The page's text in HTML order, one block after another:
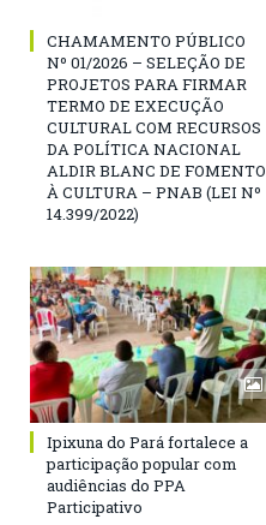
CHAMAMENTO PÚBLICO
Nº 01/2026 – SELEÇÃO DE
PROJETOS PARA FIRMAR
TERMO DE EXECUÇÃO
CULTURAL COM RECURSOS
DA POLÍTICA NACIONAL
ALDIR BLANC DE FOMENTO
À CULTURA – PNAB (LEI Nº
14.399/2022)
Ipixuna do Pará fortalece a
participação popular com
audiências do PPA
Participativo